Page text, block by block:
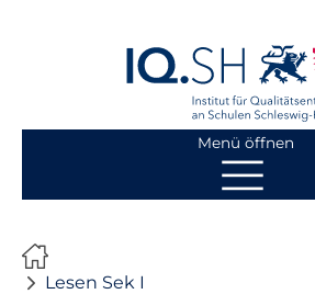
Menü öffnen
Lesen Sek I